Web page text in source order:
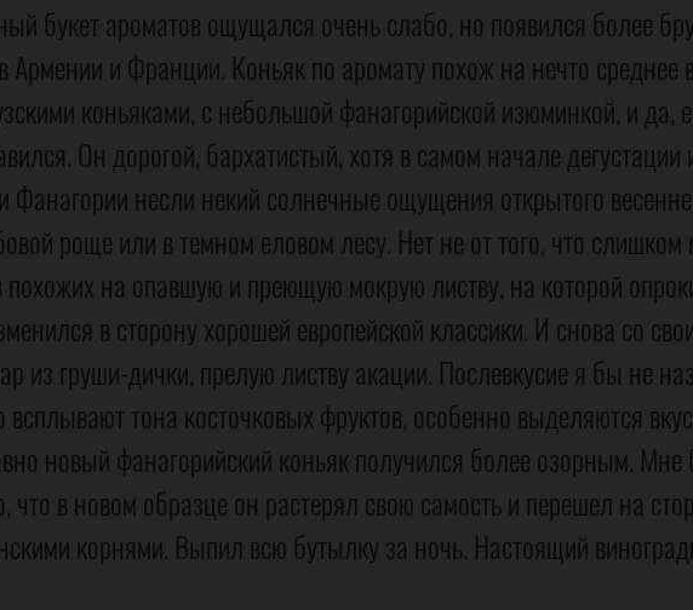
букет ароматов ощущался очень слабо, но появился более
Армении и Франции. Коньяк по аромату похож на нечто
коньяками, с небольшой фанагорийской изюминкой, и да,
Он дорогой, бархатистый, хотя в самом начале
несли некий солнечные ощущения открытого
роще или в темном еловом лесу. Нет не от того, что слишком
на опавшую и преющую мокрую листву, на которой
в сторону хорошей европейской классики. И снова со
из груши-дички, прелую листву акации. Послевкусие я бы не
тона косточковых фруктов, особенно выделяются
новый фанагорийский коньяк получился более озорным.
что в новом образце он растерял свою самость и перешел на
корнями. Выпил всю бутылку за ночь. Настоящий